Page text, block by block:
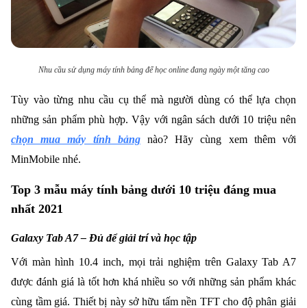
Nhu cầu sử dụng máy tính bảng để học online đang ngày một tăng cao
Tùy vào từng nhu cầu cụ thể mà người dùng có thể lựa chọn
những sản phẩm phù hợp. Vậy với ngân sách dưới 10 triệu nên
chọn mua máy tính bảngnào? Hãy cùng xem thêm với
MinMobile nhé.
Top 3 mẫu máy tính bảng dưới 10 triệu đáng mua
nhất 2021
Galaxy Tab A7 – Đủ để giải trí và học tập
Với màn hình 10.4 inch, mọi trải nghiệm trên Galaxy Tab A7
được đánh giá là tốt hơn khá nhiều so với những sản phẩm khác
cùng tầm giá. Thiết bị này sở hữu tấm nền TFT cho độ phân giải